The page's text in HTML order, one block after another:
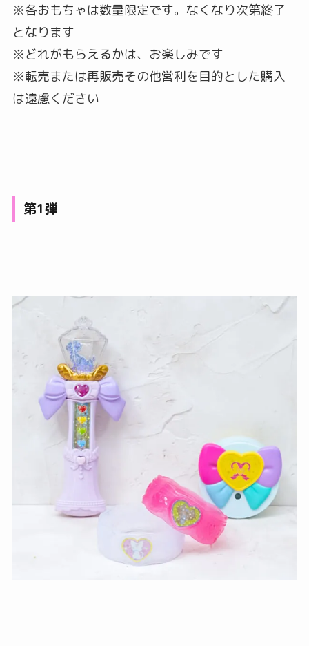
※各おもちゃは数量限定です。なくなり次第終了
となります
※どれがもらえるかは、お楽しみです
※転売または再販売その他営利を目的とした購入
は遠慮ください
第1弾